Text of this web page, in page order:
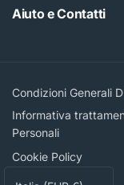
Aiuto e Contatti
Condizioni Generali
Informativa
Personali
Cookie Policy